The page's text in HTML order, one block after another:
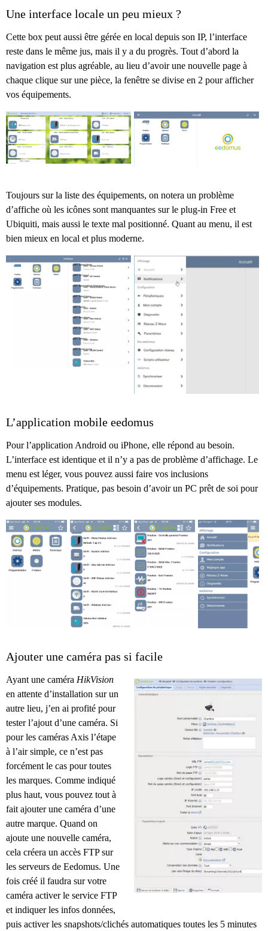
Une interface locale un peu mieux ?
Cette box peut aussi être gérée en local depuis son IP, l’interface
reste dans le même jus, mais il y a du progrès. Tout d’abord la
navigation est plus agréable, au lieu d’avoir une nouvelle page à
chaque clique sur une pièce, la fenêtre se divise en 2 pour afficher
vos équipements.
Toujours sur la liste des équipements, on notera un problème
d’affiche où les icônes sont manquantes sur le plug-in Free et
Ubiquiti, mais aussi le texte mal positionné. Quant au menu, il est
bien mieux en local et plus moderne.
L’application mobile eedomus
Pour l’application Android ou iPhone, elle répond au besoin.
L’interface est identique et il n’y a pas de problème d’affichage. Le
menu est léger, vous pouvez aussi faire vos inclusions
d’équipements. Pratique, pas besoin d’avoir un PC prêt de soi pour
ajouter ses modules.
Ajouter une caméra pas si facile
Ayant une caméra HikVision
en attente d’installation sur un
autre lieu, j’en ai profité pour
tester l’ajout d’une caméra. Si
pour les caméras Axis l’étape
à l’air simple, ce n’est pas
forcément le cas pour toutes
les marques. Comme indiqué
plus haut, vous pouvez tout à
fait ajouter une caméra d’une
autre marque. Quand on
ajoute une nouvelle caméra,
cela créera un accès FTP sur
les serveurs de Eedomus. Une
fois créé il faudra sur votre
caméra activer le service FTP
et indiquer les infos données,
puis activer les snapshots/clichés automatiques toutes les 5 minutes